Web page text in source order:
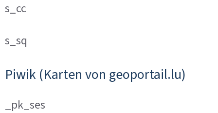
s_cc
s_sq
Piwik (Karten von geoportail.lu)
_pk_ses